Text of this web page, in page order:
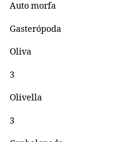
Auto morfa
Gasterópoda
Oliva
3
Olivella
3